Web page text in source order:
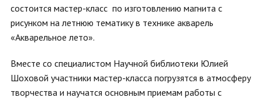
состоится мастер-класс по изготовлению магнита с
рисунком на летнюю тематику в технике акварель
«Акварельное лето».
Вместе со специалистом Научной библиотеки Юлией
Шоховой участники мастер-класса погрузятся в атмосферу
творчества и научатся основным приемам работы с